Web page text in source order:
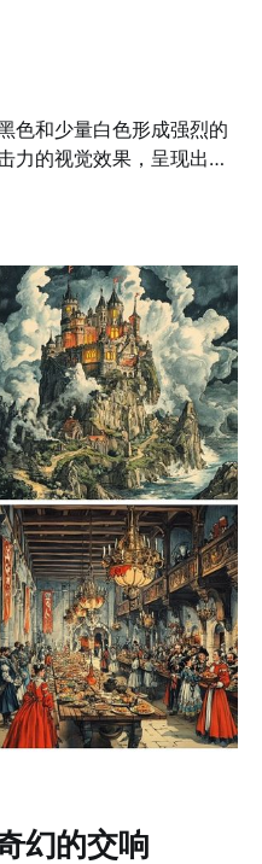
色和少量白色形成强烈的
力的视觉效果，呈现出极
性和情感化的表达，强化
手绘质感与数字绘画相结
场景 1. 电影
片，能有效吸引观众注意
情感或叛逆态度。 4. 品
视觉冲击力的领域，例如
本身的情感共鸣。
幻的交响